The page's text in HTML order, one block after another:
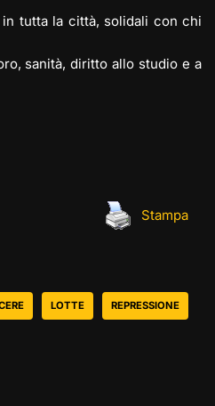
tutta la città, solidali con chi
sanità, diritto allo studio e a
Stampa
LOTTE REPRESSIONE